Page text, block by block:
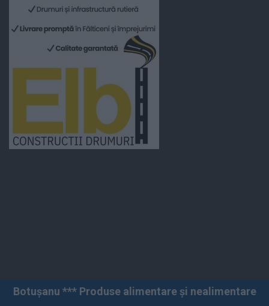
Produse alimentare și nealimentare *** Vânzări